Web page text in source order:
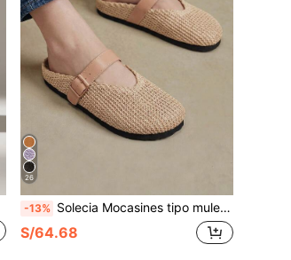
26
-13% Solecia Mocasines tipo mule sin cordones con suela gruesa para mujer, zapatos casuales de primavera/otoño para Navidad
S/64.68